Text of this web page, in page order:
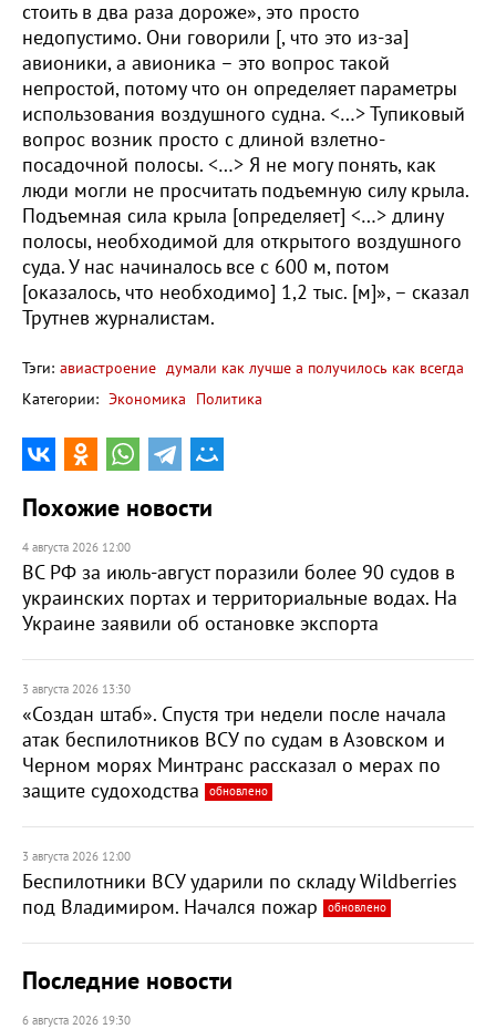
стоить в два раза дороже», это просто
недопустимо. Они говорили [, что это из-за]
авионики, а авионика – это вопрос такой
непростой, потому что он определяет параметры
использования воздушного судна. <…> Тупиковый
вопрос возник просто с длиной взлетно-
посадочной полосы. <…> Я не могу понять, как
люди могли не просчитать подъемную силу крыла.
Подъемная сила крыла [определяет] <…> длину
полосы, необходимой для открытого воздушного
суда. У нас начиналось все с 600 м, потом
[оказалось, что необходимо] 1,2 тыс. [м]», – сказал
Трутнев журналистам.
Тэги: авиастроение думали как лучше а получилось как всегда
Категории: Экономика Политика
Похожие новости
4 августа 2026 12:00
ВС РФ за июль-август поразили более 90 судов в
украинских портах и территориальные водах. На
Украине заявили об остановке экспорта
3 августа 2026 13:30
«Создан штаб». Спустя три недели после начала
атак беспилотников ВСУ по судам в Азовском и
Черном морях Минтранс рассказал о мерах по
защите судоходства
обновлено
3 августа 2026 12:00
Беспилотники ВСУ ударили по складу Wildberries
под Владимиром. Начался пожар
обновлено
Последние новости
6 августа 2026 19:30